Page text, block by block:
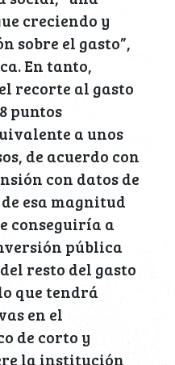
creciendo y
sobre el gasto”,
En tanto,
recorte al gasto
puntos
a unos
de acuerdo con
con datos de
esa magnitud
conseguiría a
pública
resto del gasto
que tendrá
en el
de corto y
la institución